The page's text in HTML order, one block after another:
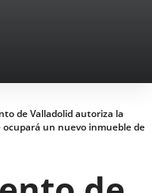
de Valladolid autoriza la
ocupará un nuevo inmueble de